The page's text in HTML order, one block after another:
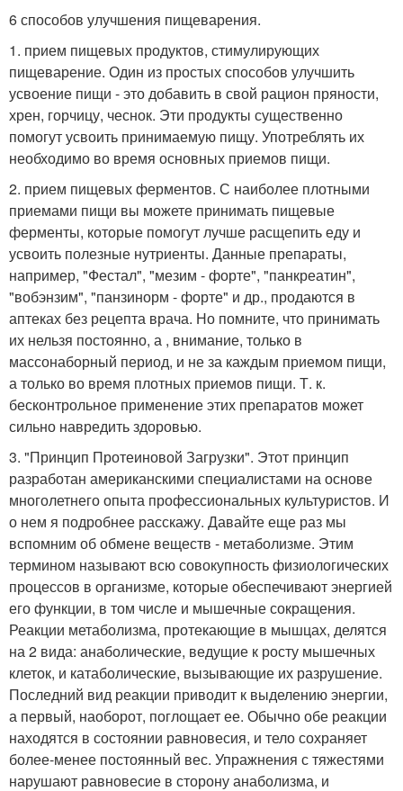
6 способов улучшения пищеварения.
1. прием пищевых продуктов, стимулирующих
пищеварение. Один из простых способов улучшить
усвоение пищи - это добавить в свой рацион пряности,
хрен, горчицу, чеснок. Эти продукты существенно
помогут усвоить принимаемую пищу. Употреблять их
необходимо во время основных приемов пищи.
2. прием пищевых ферментов. С наиболее плотными
приемами пищи вы можете принимать пищевые
ферменты, которые помогут лучше расщепить еду и
усвоить полезные нутриенты. Данные препараты,
например, "Фестал", "мезим - форте", "панкреатин",
"вобэнзим", "панзинорм - форте" и др., продаются в
аптеках без рецепта врача. Но помните, что принимать
их нельзя постоянно, а , внимание, только в
массонаборный период, и не за каждым приемом пищи,
а только во время плотных приемов пищи. Т. к.
бесконтрольное применение этих препаратов может
сильно навредить здоровью.
3. "Принцип Протеиновой Загрузки". Этот принцип
разработан американскими специалистами на основе
многолетнего опыта профессиональных культуристов. И
о нем я подробнее расскажу. Давайте еще раз мы
вспомним об обмене веществ - метаболизме. Этим
термином называют всю совокупность физиологических
процессов в организме, которые обеспечивают энергией
его функции, в том числе и мышечные сокращения.
Реакции метаболизма, протекающие в мышцах, делятся
на 2 вида: анаболические, ведущие к росту мышечных
клеток, и катаболические, вызывающие их разрушение.
Последний вид реакции приводит к выделению энергии,
а первый, наоборот, поглощает ее. Обычно обе реакции
находятся в состоянии равновесия, и тело сохраняет
более-менее постоянный вес. Упражнения с тяжестями
нарушают равновесие в сторону анаболизма, и